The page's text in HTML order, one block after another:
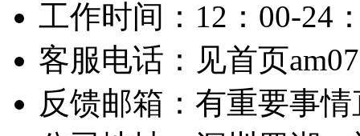
工作时间：12：00-24
客服电话：见首页
反馈邮箱：有重要事